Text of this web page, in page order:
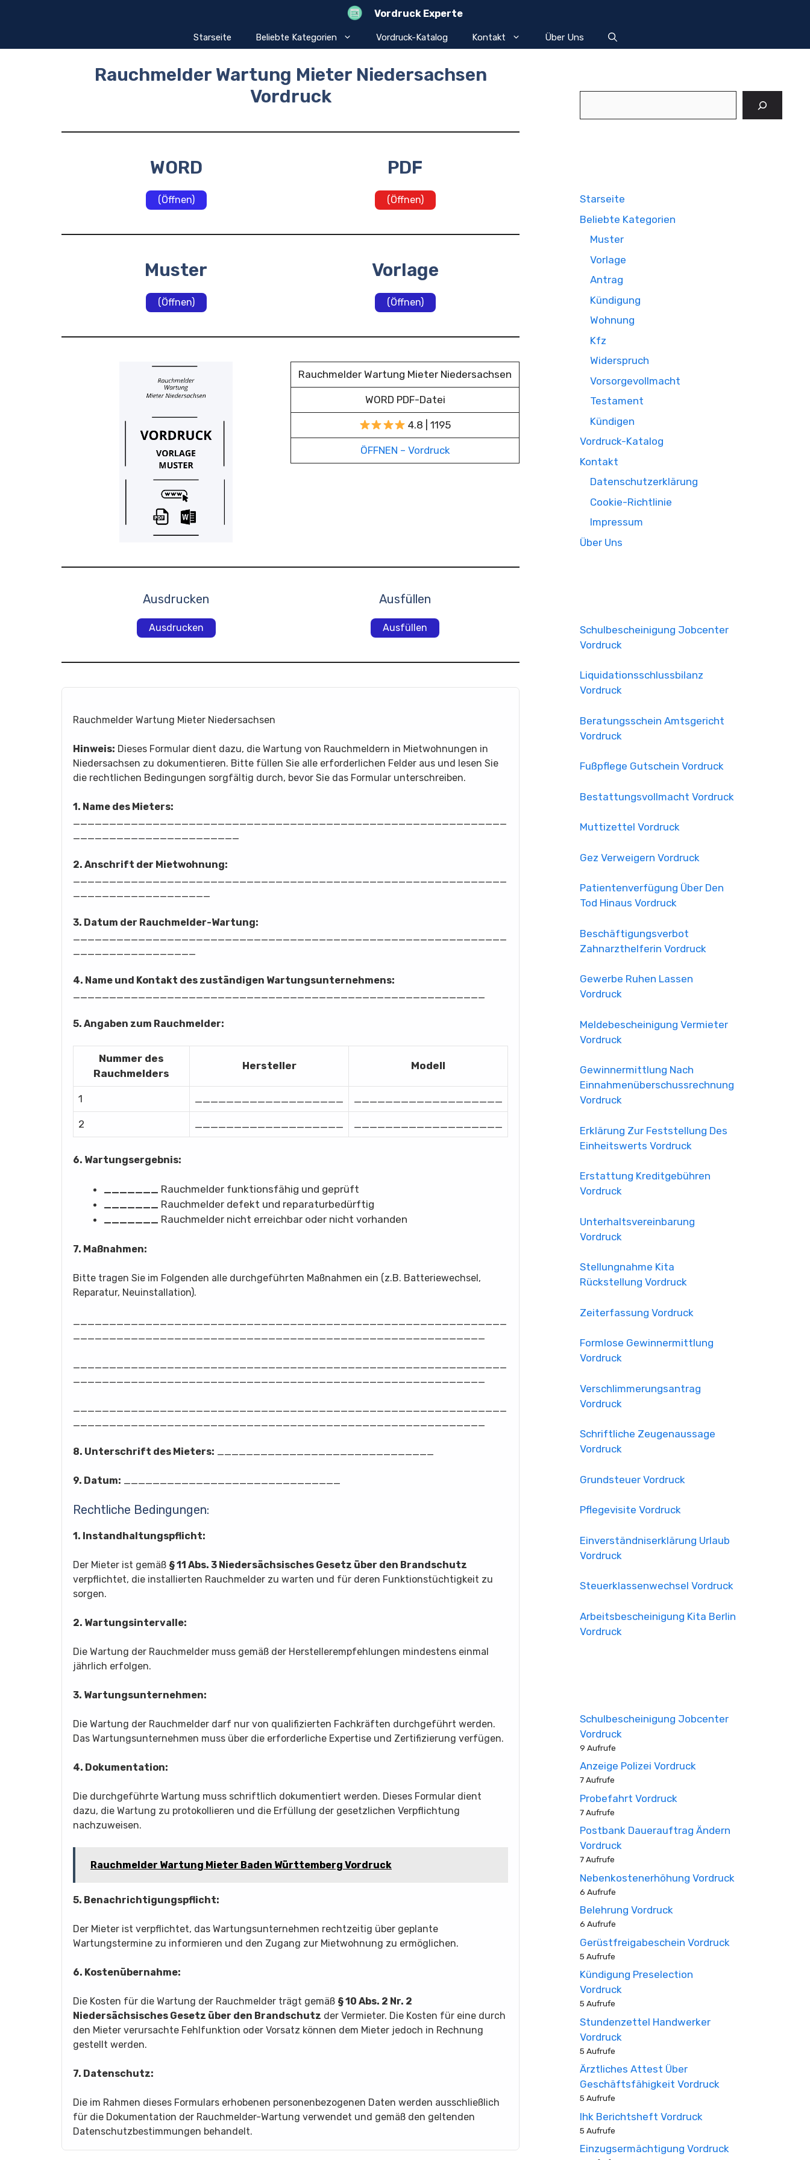
Vordruck Experte
Starseite Beliebte Kategorien Vordruck-Katalog Kontakt Über Uns
Rauchmelder Wartung Mieter Niedersachsen
Vordruck
WORD
(Öffnen)
PDF
(Öffnen)
Muster
(Öffnen)
Vorlage
(Öffnen)
Rauchmelder Wartung Mieter Niedersachsen
WORD PDF-Datei
4.8 | 1195
ÖFFNEN – Vordruck
Ausdrucken
Ausdrucken
Ausfüllen
Ausfüllen
Rauchmelder Wartung Mieter Niedersachsen
Hinweis: Dieses Formular dient dazu, die Wartung von Rauchmeldern in Mietwohnungen in
Niedersachsen zu dokumentieren. Bitte füllen Sie alle erforderlichen Felder aus und lesen Sie
die rechtlichen Bedingungen sorgfältig durch, bevor Sie das Formular unterschreiben.
1. Name des Mieters:
____________________________________________________________
_______________________
2. Anschrift der Mietwohnung:
____________________________________________________________
___________________
3. Datum der Rauchmelder-Wartung:
____________________________________________________________
_________________
4. Name und Kontakt des zuständigen Wartungsunternehmens:
_________________________________________________________
5. Angaben zum Rauchmelder:
Nummer des
Rauchmelders
Hersteller Modell
1 ___________________ ___________________
2 ___________________ ___________________
6. Wartungsergebnis:
Rauchmelder funktionsfähig und geprüft
Rauchmelder defekt und reparaturbedürftig
Rauchmelder nicht erreichbar oder nicht vorhanden
7. Maßnahmen:
Bitte tragen Sie im Folgenden alle durchgeführten Maßnahmen ein (z.B. Batteriewechsel,
Reparatur, Neuinstallation).
____________________________________________________________
_________________________________________________________
____________________________________________________________
_________________________________________________________
____________________________________________________________
_________________________________________________________
8. Unterschrift des Mieters: ______________________________
9. Datum: ______________________________
Rechtliche Bedingungen:
1. Instandhaltungspflicht:
Der Mieter ist gemäß § 11 Abs. 3 Niedersächsisches Gesetz über den Brandschutz
verpflichtet, die installierten Rauchmelder zu warten und für deren Funktionstüchtigkeit zu
sorgen.
2. Wartungsintervalle:
Die Wartung der Rauchmelder muss gemäß der Herstellerempfehlungen mindestens einmal
jährlich erfolgen.
3. Wartungsunternehmen:
Die Wartung der Rauchmelder darf nur von qualifizierten Fachkräften durchgeführt werden.
Das Wartungsunternehmen muss über die erforderliche Expertise und Zertifizierung verfügen.
4. Dokumentation:
Die durchgeführte Wartung muss schriftlich dokumentiert werden. Dieses Formular dient
dazu, die Wartung zu protokollieren und die Erfüllung der gesetzlichen Verpflichtung
nachzuweisen.
Rauchmelder Wartung Mieter Baden Württemberg Vordruck
5. Benachrichtigungspflicht:
Der Mieter ist verpflichtet, das Wartungsunternehmen rechtzeitig über geplante
Wartungstermine zu informieren und den Zugang zur Mietwohnung zu ermöglichen.
6. Kostenübernahme:
Die Kosten für die Wartung der Rauchmelder trägt gemäß § 10 Abs. 2 Nr. 2
Niedersächsisches Gesetz über den Brandschutz der Vermieter. Die Kosten für eine durch
den Mieter verursachte Fehlfunktion oder Vorsatz können dem Mieter jedoch in Rechnung
gestellt werden.
7. Datenschutz:
Die im Rahmen dieses Formulars erhobenen personenbezogenen Daten werden ausschließlich
für die Dokumentation der Rauchmelder-Wartung verwendet und gemäß den geltenden
Datenschutzbestimmungen behandelt.
Starseite
Beliebte Kategorien
Muster
Vorlage
Antrag
Kündigung
Wohnung
Kfz
Widerspruch
Vorsorgevollmacht
Testament
Kündigen
Vordruck-Katalog
Kontakt
Datenschutzerklärung
Cookie-Richtlinie
Impressum
Über Uns
Schulbescheinigung Jobcenter
Vordruck
Liquidationsschlussbilanz
Vordruck
Beratungsschein Amtsgericht
Vordruck
Fußpflege Gutschein Vordruck
Bestattungsvollmacht Vordruck
Muttizettel Vordruck
Gez Verweigern Vordruck
Patientenverfügung Über Den
Tod Hinaus Vordruck
Beschäftigungsverbot
Zahnarzthelferin Vordruck
Gewerbe Ruhen Lassen
Vordruck
Meldebescheinigung Vermieter
Vordruck
Gewinnermittlung Nach
Einnahmenüberschussrechnung
Vordruck
Erklärung Zur Feststellung Des
Einheitswerts Vordruck
Erstattung Kreditgebühren
Vordruck
Unterhaltsvereinbarung
Vordruck
Stellungnahme Kita
Rückstellung Vordruck
Zeiterfassung Vordruck
Formlose Gewinnermittlung
Vordruck
Verschlimmerungsantrag
Vordruck
Schriftliche Zeugenaussage
Vordruck
Grundsteuer Vordruck
Pflegevisite Vordruck
Einverständniserklärung Urlaub
Vordruck
Steuerklassenwechsel Vordruck
Arbeitsbescheinigung Kita Berlin
Vordruck
Schulbescheinigung Jobcenter
Vordruck
9 Aufrufe
Anzeige Polizei Vordruck
7 Aufrufe
Probefahrt Vordruck
7 Aufrufe
Postbank Dauerauftrag Ändern
Vordruck
7 Aufrufe
Nebenkostenerhöhung Vordruck
6 Aufrufe
Belehrung Vordruck
6 Aufrufe
Gerüstfreigabeschein Vordruck
5 Aufrufe
Kündigung Preselection
Vordruck
5 Aufrufe
Stundenzettel Handwerker
Vordruck
5 Aufrufe
Ärztliches Attest Über
Geschäftsfähigkeit Vordruck
5 Aufrufe
Ihk Berichtsheft Vordruck
5 Aufrufe
Einzugsermächtigung Vordruck